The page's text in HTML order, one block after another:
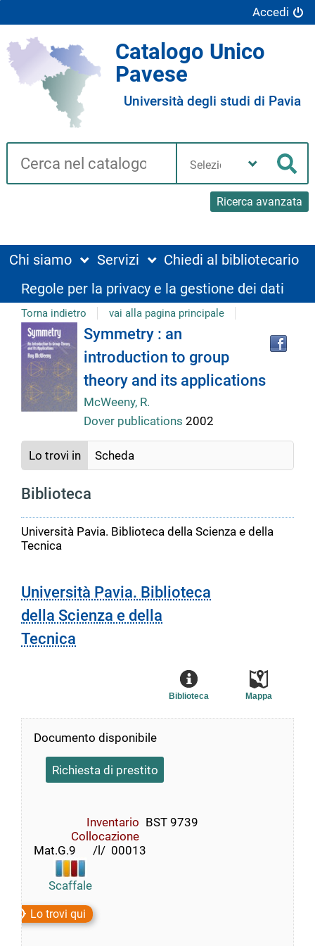
Accedi
Catalogo Unico
Pavese
Università degli studi di Pavia
Cerca su "Catalogo"
Ricerca avanzata
biblioteca
Chi siamo Servizi
Chiedi al bibliotecario
Regole per la privacy e la gestione dei dati
Torna indietro vai alla pagina principale
Dettaglio
del
documento
Symmetry : an
introduction to group
theory and its applications
McWeeny, R.
Dover publications 2002
Lo trovi in Scheda
Biblioteca
Università Pavia. Biblioteca della Scienza e della
Tecnica
Università Pavia. Biblioteca
della Scienza e della
Tecnica
Mappa
Biblioteca
Documento disponibile
Richiesta di prestito
Inventario BST 9739
Collocazione
Mat.G.9      /l/  00013
Scaffale
Lo trovi qui